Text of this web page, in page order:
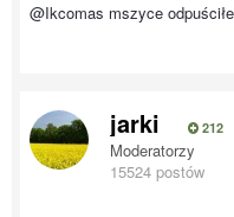
@Ikcomas mszyce
jarki 212
Moderatorzy
15524 postów